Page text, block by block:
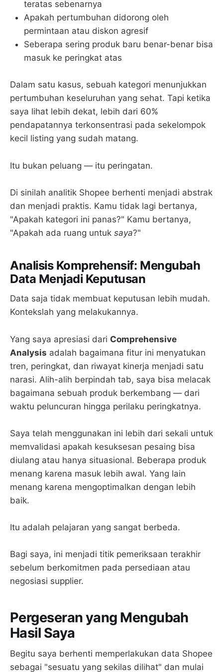
teratas sebenarnya
Apakah pertumbuhan didorong oleh
permintaan atau diskon agresif
Seberapa sering produk baru benar-benar bisa
masuk ke peringkat atas
Dalam satu kasus, sebuah kategori menunjukkan
pertumbuhan keseluruhan yang sehat. Tapi ketika
saya lihat lebih dekat, lebih dari 60%
pendapatannya terkonsentrasi pada sekelompok
kecil listing yang sudah matang.
Itu bukan peluang — itu peringatan.
Di sinilah analitik Shopee berhenti menjadi abstrak
dan menjadi praktis. Kamu tidak lagi bertanya,
"Apakah kategori ini panas?" Kamu bertanya,
"Apakah ada ruang untuk saya?"
Analisis Komprehensif: Mengubah
Data Menjadi Keputusan
Data saja tidak membuat keputusan lebih mudah.
Kontekslah yang melakukannya.
Yang saya apresiasi dari Comprehensive
Analysis adalah bagaimana fitur ini menyatukan
tren, peringkat, dan riwayat kinerja menjadi satu
narasi. Alih-alih berpindah tab, saya bisa melacak
bagaimana sebuah produk berkembang — dari
waktu peluncuran hingga perilaku peringkatnya.
Saya telah menggunakan ini lebih dari sekali untuk
memvalidasi apakah kesuksesan pesaing bisa
diulang atau hanya situasional. Beberapa produk
menang karena masuk lebih awal. Yang lain
menang karena mengoptimalkan dengan lebih
baik.
Itu adalah pelajaran yang sangat berbeda.
Bagi saya, ini menjadi titik pemeriksaan terakhir
sebelum berkomitmen pada persediaan atau
negosiasi supplier.
Pergeseran yang Mengubah
Hasil Saya
Begitu saya berhenti memperlakukan data Shopee
sebagai "sesuatu yang sekilas dilihat" dan mulai